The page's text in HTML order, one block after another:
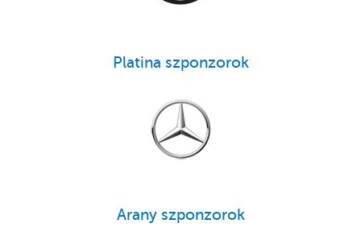
Platina szponzorok
Arany szponzorok